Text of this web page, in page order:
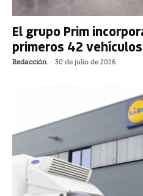
El grupo Prim
primeros 42
Redacción - 30 de julio de 2026